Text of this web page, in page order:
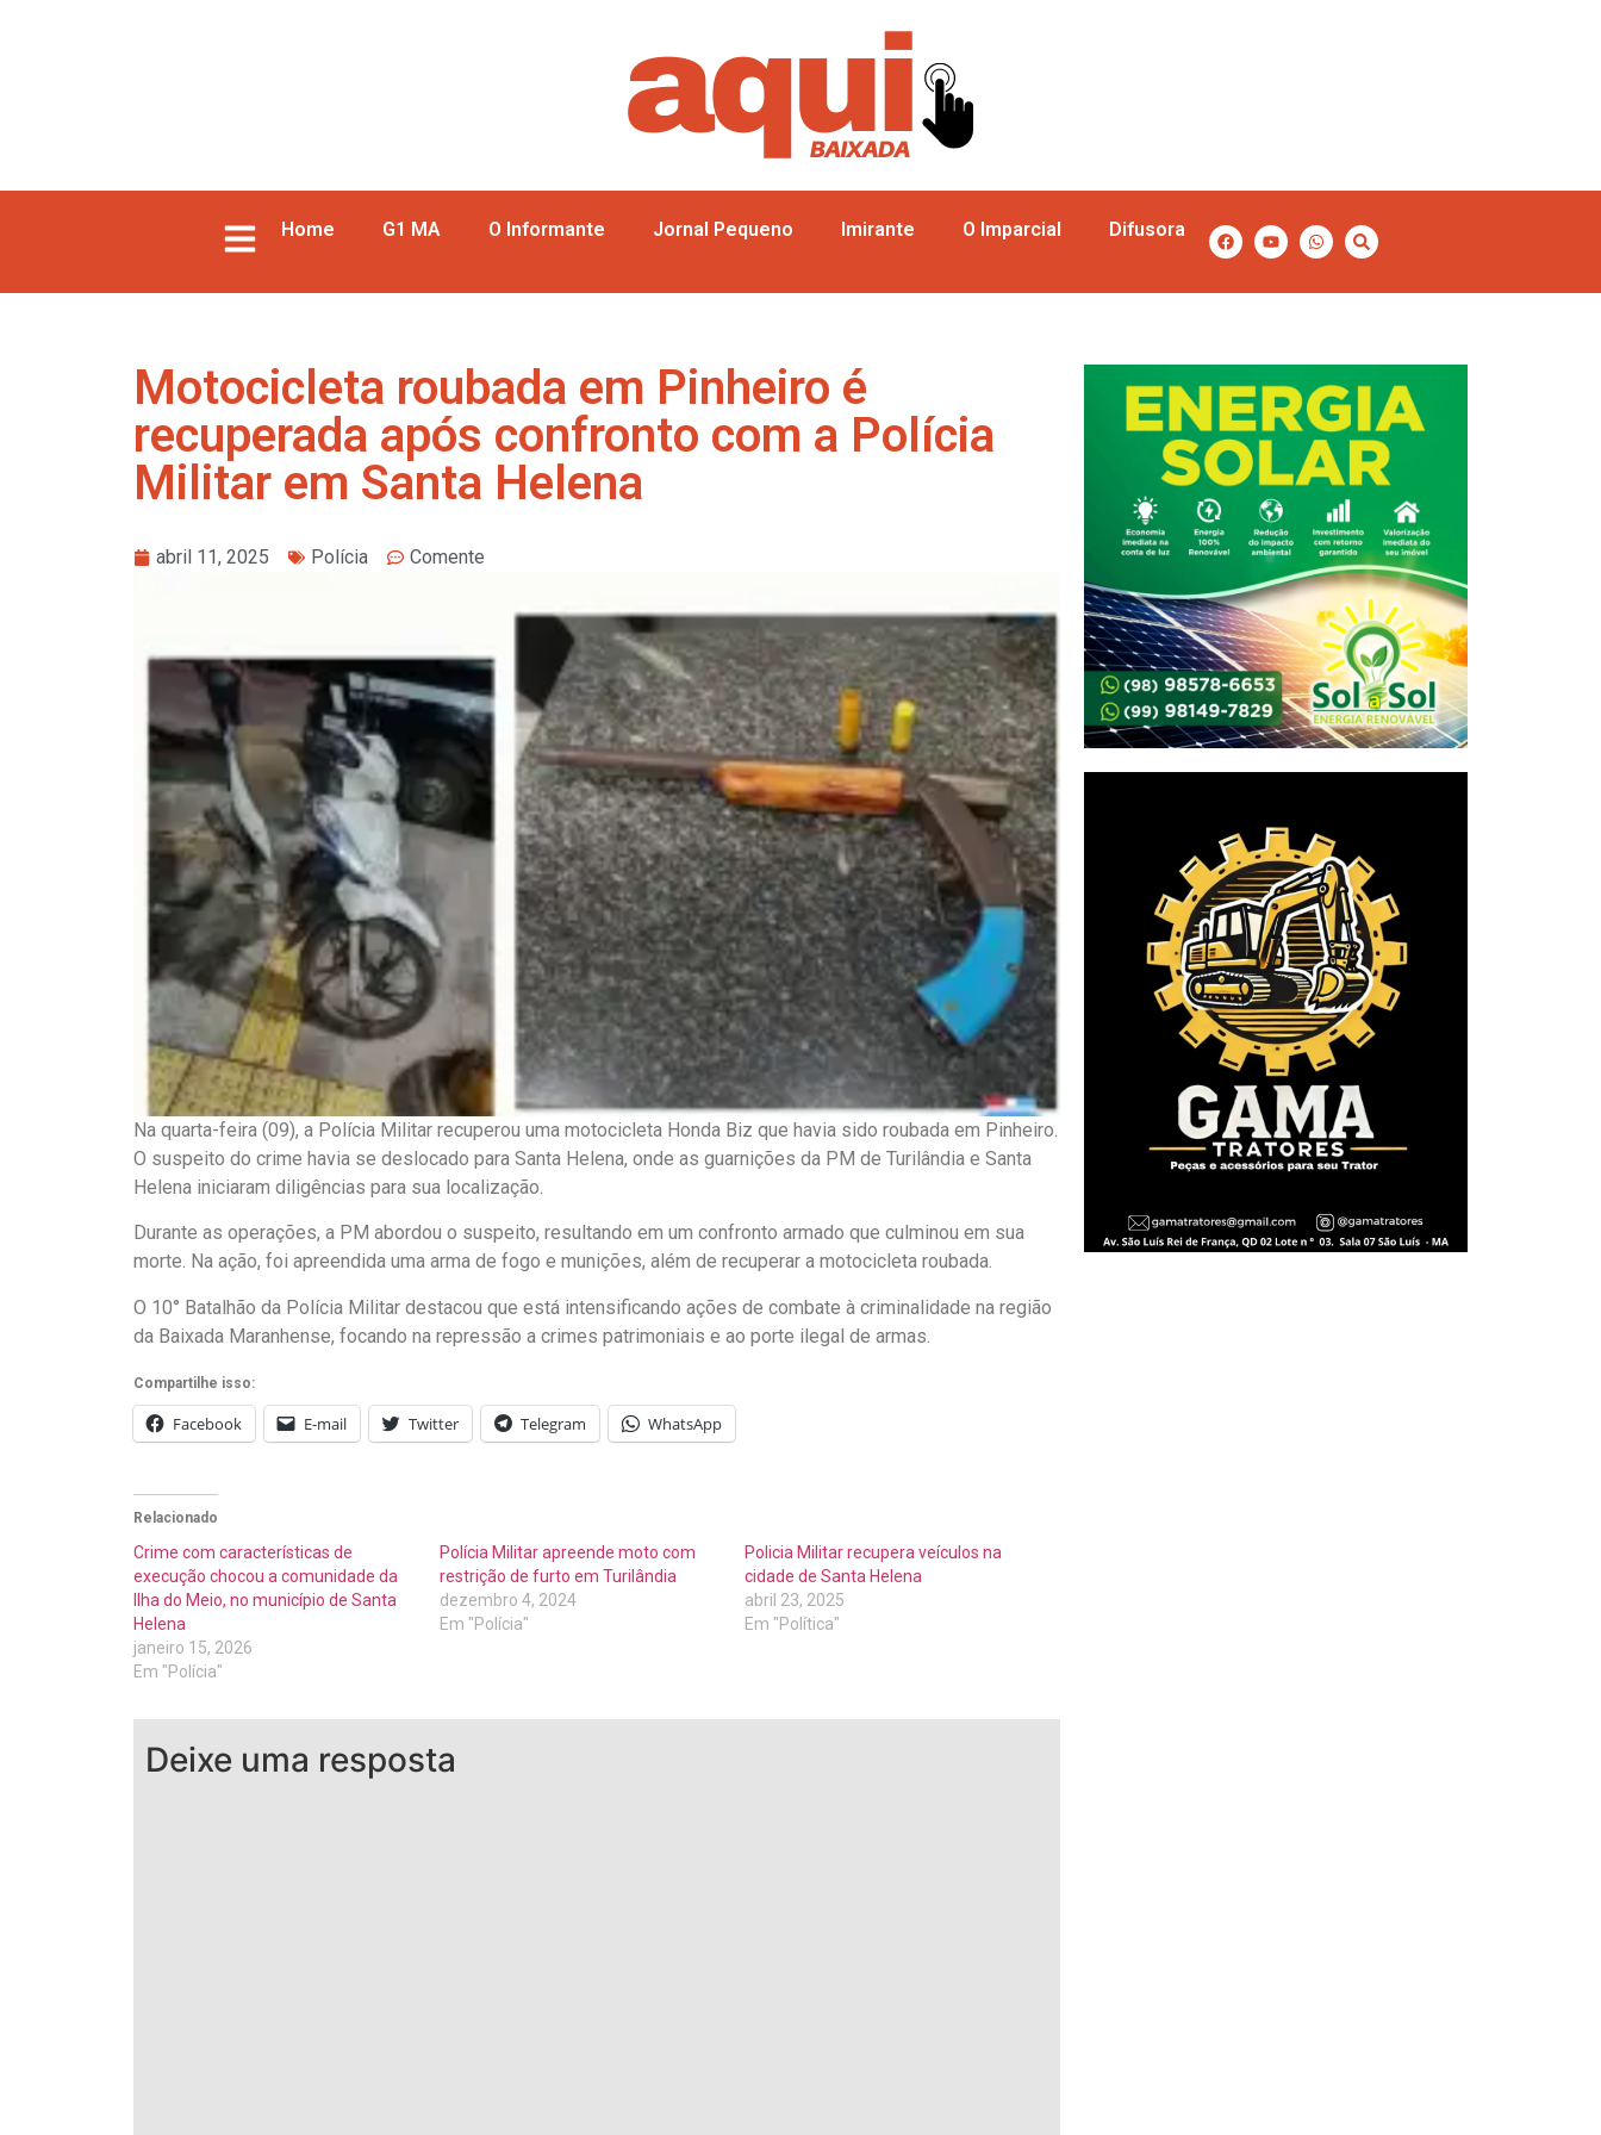
Home G1 MA O Informante Jornal Pequeno Imirante O Imparcial Difusora
Motocicleta roubada em Pinheiro é
recuperada após confronto com a Polícia
Militar em Santa Helena
abril 11, 2025 Polícia Comente
Na quarta-feira (09), a Polícia Militar recuperou uma motocicleta Honda Biz que havia sido roubada em Pinheiro.
O suspeito do crime havia se deslocado para Santa Helena, onde as guarnições da PM de Turilândia e Santa
Helena iniciaram diligências para sua localização.
Durante as operações, a PM abordou o suspeito, resultando em um confronto armado que culminou em sua
morte. Na ação, foi apreendida uma arma de fogo e munições, além de recuperar a motocicleta roubada.
O 10° Batalhão da Polícia Militar destacou que está intensificando ações de combate à criminalidade na região
da Baixada Maranhense, focando na repressão a crimes patrimoniais e ao porte ilegal de armas.
Compartilhe isso:
Facebook E-mail Twitter Telegram WhatsApp
Relacionado
Crime com características de
execução chocou a comunidade da
Ilha do Meio, no município de Santa
Helena
janeiro 15, 2026
Em "Polícia"
Polícia Militar apreende moto com
restrição de furto em Turilândia
dezembro 4, 2024
Em "Polícia"
Policia Militar recupera veículos na
cidade de Santa Helena
abril 23, 2025
Em "Política"
Deixe uma resposta